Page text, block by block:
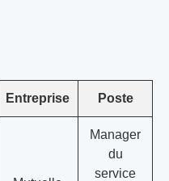
Entreprise Poste
Manager
du
service